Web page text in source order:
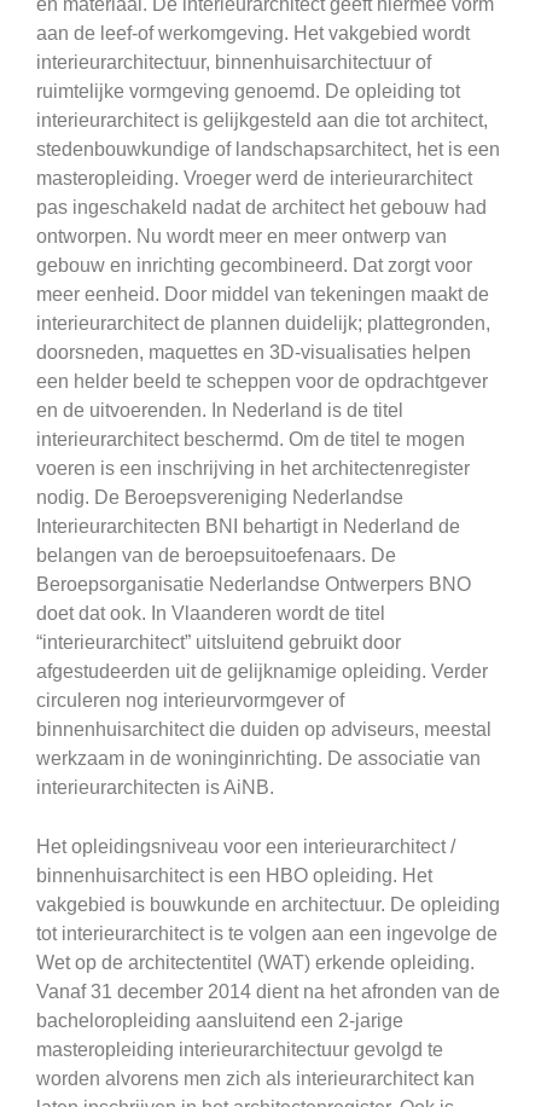
en materiaal. De interieurarchitect geeft hiermee vorm
aan de leef-of werkomgeving. Het vakgebied wordt
interieurarchitectuur, binnenhuisarchitectuur of
ruimtelijke vormgeving genoemd. De opleiding tot
interieurarchitect is gelijkgesteld aan die tot architect,
stedenbouwkundige of landschapsarchitect, het is een
masteropleiding. Vroeger werd de interieurarchitect
pas ingeschakeld nadat de architect het gebouw had
ontworpen. Nu wordt meer en meer ontwerp van
gebouw en inrichting gecombineerd. Dat zorgt voor
meer eenheid. Door middel van tekeningen maakt de
interieurarchitect de plannen duidelijk; plattegronden,
doorsneden, maquettes en 3D-visualisaties helpen
een helder beeld te scheppen voor de opdrachtgever
en de uitvoerenden. In Nederland is de titel
interieurarchitect beschermd. Om de titel te mogen
voeren is een inschrijving in het architectenregister
nodig. De Beroepsvereniging Nederlandse
Interieurarchitecten BNI behartigt in Nederland de
belangen van de beroepsuitoefenaars. De
Beroepsorganisatie Nederlandse Ontwerpers BNO
doet dat ook. In Vlaanderen wordt de titel
“interieurarchitect” uitsluitend gebruikt door
afgestudeerden uit de gelijknamige opleiding. Verder
circuleren nog interieurvormgever of
binnenhuisarchitect die duiden op adviseurs, meestal
werkzaam in de woninginrichting. De associatie van
interieurarchitecten is AiNB.
Het opleidingsniveau voor een interieurarchitect /
binnenhuisarchitect is een HBO opleiding. Het
vakgebied is bouwkunde en architectuur. De opleiding
tot interieurarchitect is te volgen aan een ingevolge de
Wet op de architectentitel (WAT) erkende opleiding.
Vanaf 31 december 2014 dient na het afronden van de
bacheloropleiding aansluitend een 2-jarige
masteropleiding interieurarchitectuur gevolgd te
worden alvorens men zich als interieurarchitect kan